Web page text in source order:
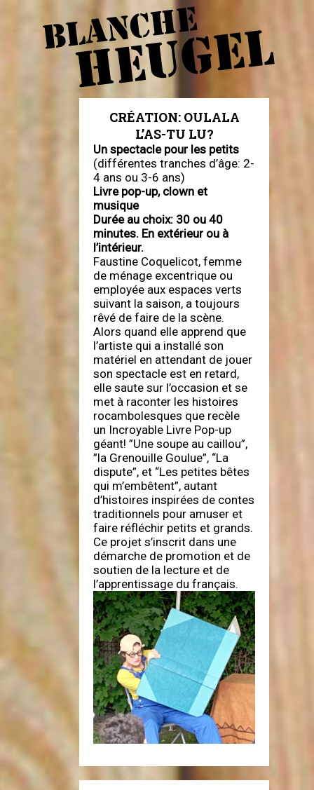
BLANCHE
HEUGEL
CRÉATION: OULALA
L’AS-TU LU?
Un spectacle pour les petits
(différentes tranches d’âge: 2-
4 ans ou 3-6 ans)
Livre pop-up, clown et
musique
Durée au choix: 30 ou 40
minutes. En extérieur ou à
l’intérieur.
Faustine Coquelicot, femme
de ménage excentrique ou
employée aux espaces verts
suivant la saison, a toujours
rêvé de faire de la scène.
Alors quand elle apprend que
l’artiste qui a installé son
matériel en attendant de jouer
son spectacle est en retard,
elle saute sur l’occasion et se
met à raconter les histoires
rocambolesques que recèle
un Incroyable Livre Pop-up
géant! ”Une soupe au caillou”,
”la Grenouille Goulue”, “La
dispute”, et “Les petites bêtes
qui m’embêtent”, autant
d’histoires inspirées de contes
traditionnels pour amuser et
faire réfléchir petits et grands.
Ce projet s’inscrit dans une
démarche de promotion et de
soutien de la lecture et de
l’apprentissage du français.